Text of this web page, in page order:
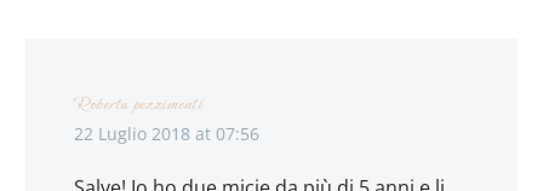
Roberta pezzimenti
22 Luglio 2018 at 07:56